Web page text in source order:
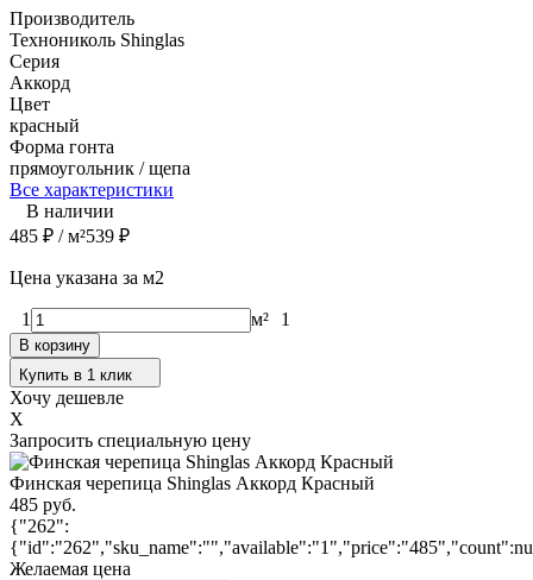
Производитель
Технониколь Shinglas
Серия
Аккорд
Цвет
красный
Форма гонта
прямоугольник / щепа
Все характеристики
В наличии
485 ₽ / м²539 ₽
Цена указана за м2
1 м² 1
В корзину
Купить в 1 клик
Хочу дешевле
X
Запросить специальную цену
Финская черепица Shinglas Аккорд Красный
485 руб.
{"262":
Желаемая цена